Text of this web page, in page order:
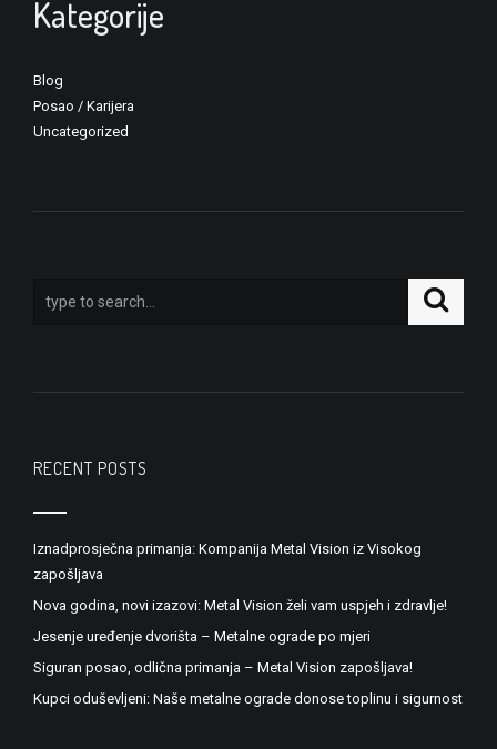
Kategorije
Blog
Posao / Karijera
Uncategorized
RECENT POSTS
Iznadprosječna primanja: Kompanija Metal Vision iz Visokog
zapošljava
Nova godina, novi izazovi: Metal Vision želi vam uspjeh i zdravlje!
Jesenje uređenje dvorišta – Metalne ograde po mjeri
Siguran posao, odlična primanja – Metal Vision zapošljava!
Kupci oduševljeni: Naše metalne ograde donose toplinu i sigurnost